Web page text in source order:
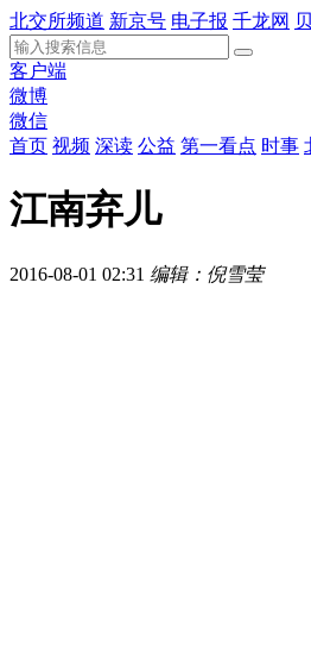
北交所频道 新京号 电子报 千龙网
客户端
微博
微信
首页 视频 深读 公益 第一看点 时事
江南弃儿
2016-08-01 02:31 编辑：倪雪莹